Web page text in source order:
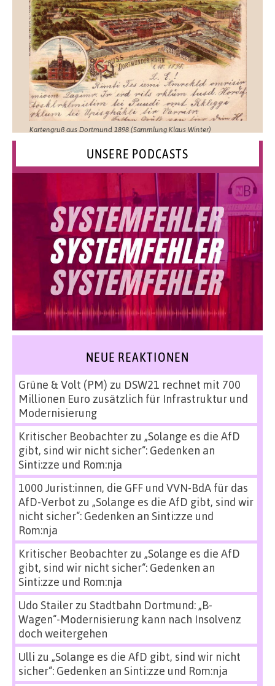
Kartengruß aus Dortmund 1898 (Sammlung Klaus Winter)
UNSERE PODCASTS
NEUE REAKTIONEN
Grüne & Volt (PM) zu DSW21 rechnet mit 700
Millionen Euro zusätzlich für Infrastruktur und
Modernisierung
Kritischer Beobachterzu „Solange es die AfD
gibt, sind wir nicht sicher“: Gedenken an
Sinti:zze und Rom:nja
1000 Jurist:innen, die GFF und VVN-BdA für das
AfD-Verbot zu „Solange es die AfD gibt, sind wir
nicht sicher“: Gedenken an Sinti:zze und
Rom:nja
Kritischer Beobachterzu „Solange es die AfD
gibt, sind wir nicht sicher“: Gedenken an
Sinti:zze und Rom:nja
Udo Stailerzu Stadtbahn Dortmund: „B-
Wagen“-Modernisierung kann nach Insolvenz
doch weitergehen
Ulli zu „Solange es die AfD gibt, sind wir nicht
sicher“: Gedenken an Sinti:zze und Rom:nja